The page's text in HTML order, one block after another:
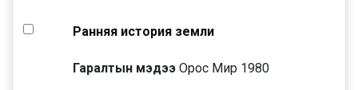
Ранняя история земли
Гаралтын мэдээ Орос Мир 1980